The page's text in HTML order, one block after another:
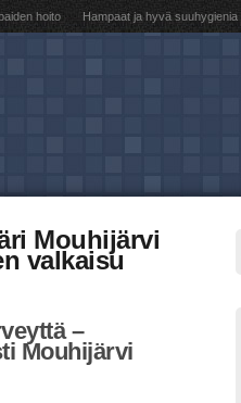
hoito Hampaat ja hyvä suuhygienia
Mouhijärvi
valkaisu
–
Mouhijärvi